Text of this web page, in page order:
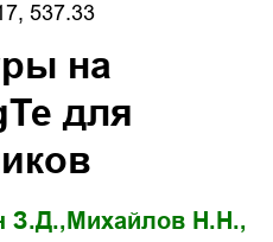
537.33
на
для
З.Д., Михайлов Н.Н.,